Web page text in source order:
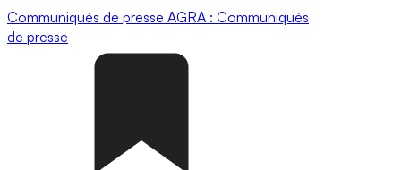
Communiqués de presse AGRA : Communiqués
de presse